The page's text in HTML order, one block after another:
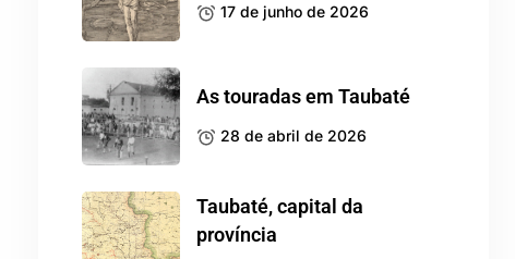
17 de junho de 2026
As touradas em Taubaté
28 de abril de 2026
Taubaté, capital da
província